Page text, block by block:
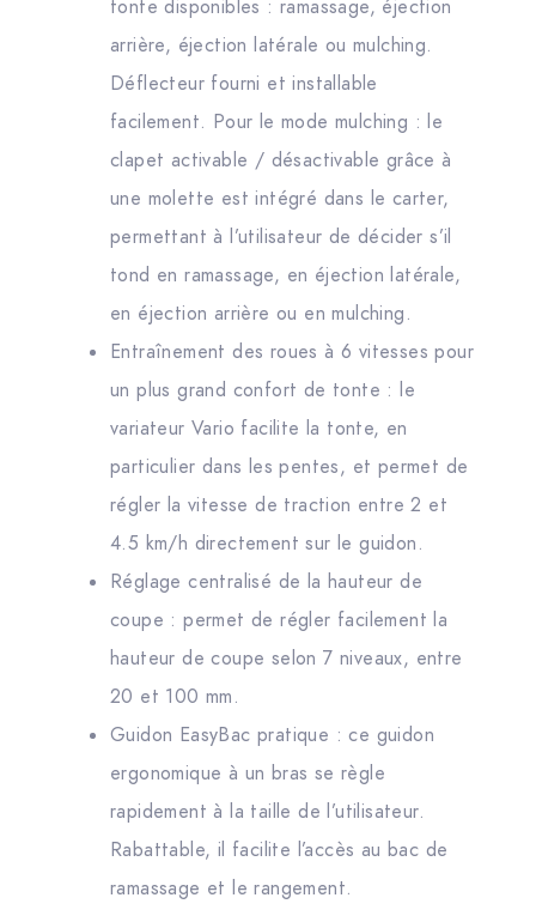
tonte disponibles : ramassage, éjection
arrière, éjection latérale ou mulching.
Déflecteur fourni et installable
facilement. Pour le mode mulching : le
clapet activable / désactivable grâce à
une molette est intégré dans le carter,
permettant à l’utilisateur de décider s’il
tond en ramassage, en éjection latérale,
en éjection arrière ou en mulching.
Entraînement des roues à 6 vitesses pour
un plus grand confort de tonte : le
variateur Vario facilite la tonte, en
particulier dans les pentes, et permet de
régler la vitesse de traction entre 2 et
4.5 km/h directement sur le guidon.
Réglage centralisé de la hauteur de
coupe : permet de régler facilement la
hauteur de coupe selon 7 niveaux, entre
20 et 100 mm.
Guidon EasyBac pratique : ce guidon
ergonomique à un bras se règle
rapidement à la taille de l’utilisateur.
Rabattable, il facilite l’accès au bac de
ramassage et le rangement.